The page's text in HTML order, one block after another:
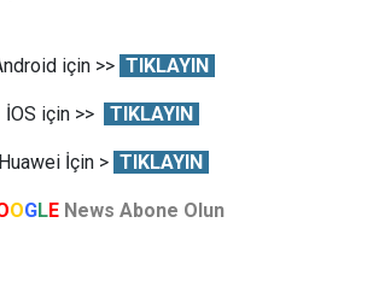
için >> TIKLAYIN
İOS için >> TIKLAYIN
Huawei İçin > TIKLAYIN
OGLE News Abone Olun